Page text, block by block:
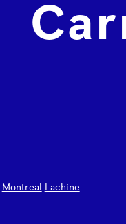
Montreal Lachine